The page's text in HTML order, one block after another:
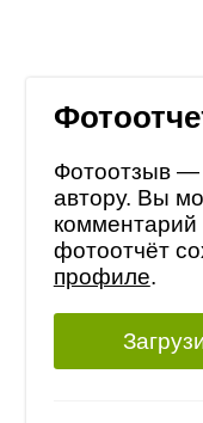
Фотоотзыв —
автору. Вы
комментарий
фотоотчёт
профиле.